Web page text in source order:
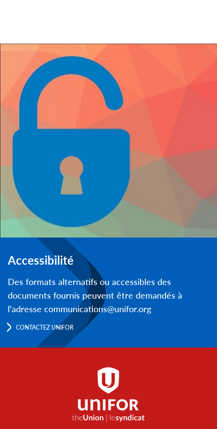
Accessibilité
Des formats alternatifs ou accessibles des
documents fournis peuvent être demandés à
l’adresse communications@unifor.org
CONTACTEZ UNIFOR